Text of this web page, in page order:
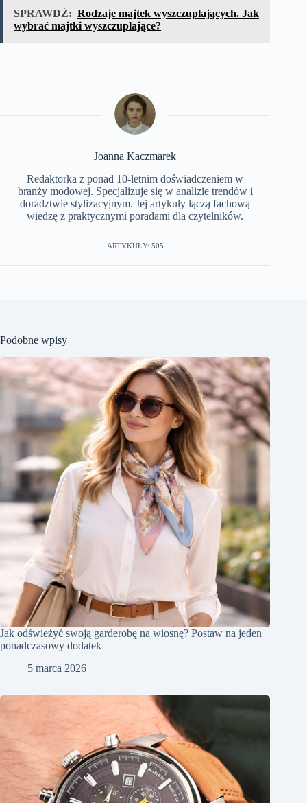
SPRAWDŹ: Rodzaje majtek wyszczuplających. Jak
wybrać majtki wyszczuplające?
Joanna Kaczmarek
Redaktorka z ponad 10-letnim doświadczeniem w
branży modowej. Specjalizuje się w analizie trendów i
doradztwie stylizacyjnym. Jej artykuły łączą fachową
wiedzę z praktycznymi poradami dla czytelników.
ARTYKUŁY: 505
Podobne wpisy
Jak odświeżyć swoją garderobę na wiosnę? Postaw na jeden
ponadczasowy dodatek
5 marca 2026